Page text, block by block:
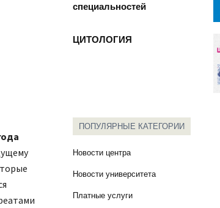
специальностей
ЦИТОЛОГИЯ
ПОПУЛЯРНЫЕ КАТЕГОРИИ
Новости центра
Новости университета
Платные услуги